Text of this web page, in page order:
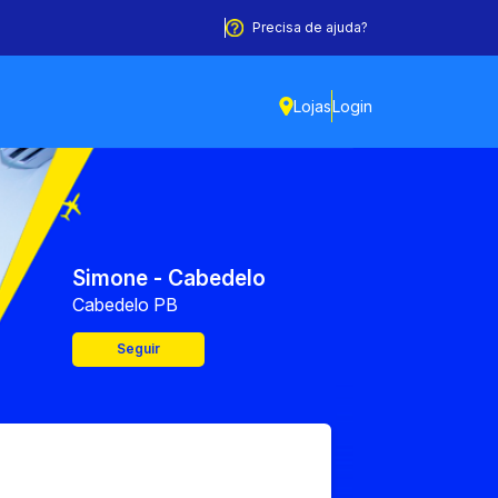
Precisa de ajuda?
LojasLogin
Simone - Cabedelo
Cabedelo PB
Seguir